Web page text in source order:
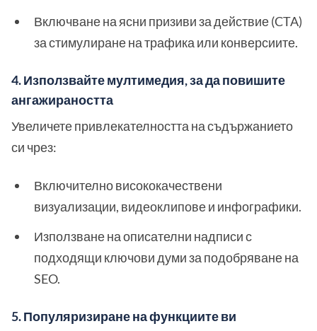
Включване на ясни призиви за действие (CTA)
за стимулиране на трафика или конверсиите.
4. Използвайте мултимедия, за да повишите
ангажираността
Увеличете привлекателността на съдържанието
си чрез:
Включително висококачествени
визуализации, видеоклипове и инфографики.
Използване на описателни надписи с
подходящи ключови думи за подобряване на
SEO.
5. Популяризиране на функциите ви